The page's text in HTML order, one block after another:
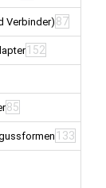
Verbinder) 87
152
85
133